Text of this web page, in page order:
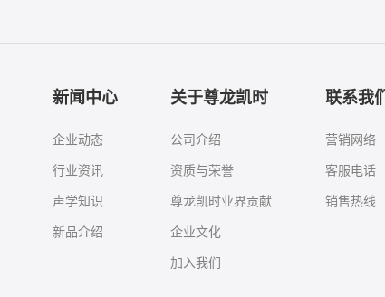
新闻中心
企业动态
行业资讯
声学知识
新品介绍
关于尊龙凯时
公司介绍
资质与荣誉
尊龙凯时业界贡献
企业文化
加入我们
联系我们
营销网络
客服电话
销售热线